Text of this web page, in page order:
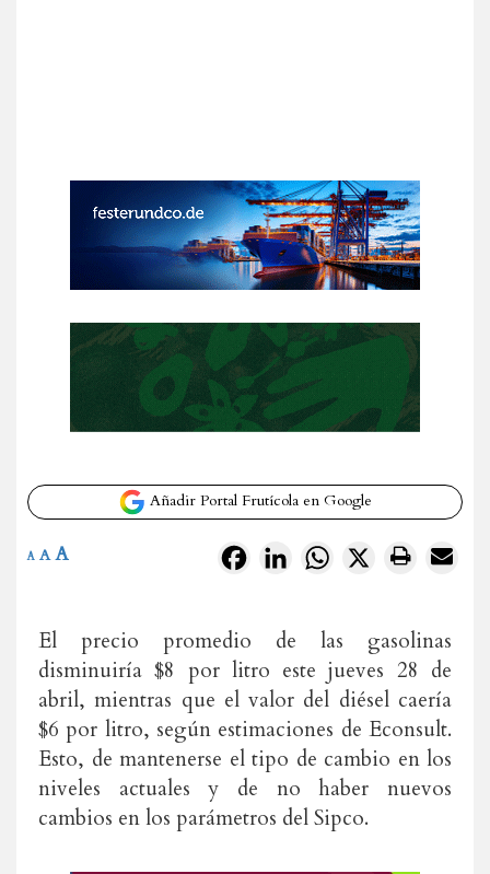
Añadir Portal Frutícola en Google
FacebookLinkedInWhatsApp
X
A A A
El precio promedio de las gasolinas
disminuiría $8 por litro este jueves 28 de
abril, mientras que el valor del diésel caería
$6 por litro, según estimaciones de Econsult.
Esto, de mantenerse el tipo de cambio en los
niveles actuales y de no haber nuevos
cambios en los parámetros del Sipco.